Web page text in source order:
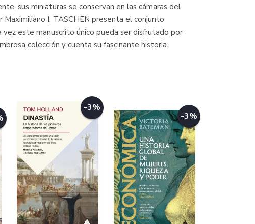
sus miniaturas se conservan en las cámaras del
I, TASCHEN presenta el conjunto
este manuscrito único pueda ser disfrutado por
colección y cuenta su fascinante historia.
-3%
-3%